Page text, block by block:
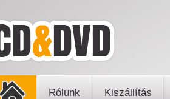
Rólunk Kiszállítás